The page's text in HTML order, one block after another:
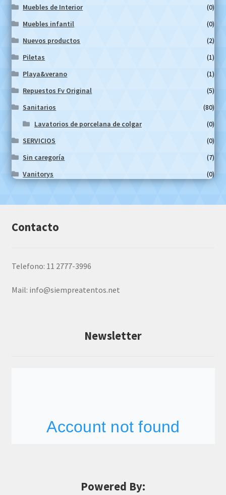
Muebles de Interior
(0)
Muebles infantil
(0)
Nuevos productos
(2)
Piletas
(1)
Playa&verano
(1)
Repuestos Fv Original
(5)
Sanitarios
(80)
Lavatorios de porcelana de colgar
(0)
SERVICIOS
(0)
Sin caregoría
(7)
Vanitorys
(0)
Contacto
Telefono: 11 2777-3996
Mail: info@siempreatentos.net
Newsletter
Powered By: